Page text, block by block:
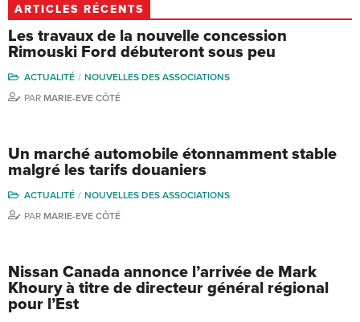
ARTICLES RÉCENTS
Les travaux de la nouvelle concession
Rimouski Ford débuteront sous peu
ACTUALITÉ
NOUVELLES DES ASSOCIATIONS
PAR MARIE-EVE CÔTÉ
Un marché automobile étonnamment stable
malgré les tarifs douaniers
ACTUALITÉ
NOUVELLES DES ASSOCIATIONS
PAR MARIE-EVE CÔTÉ
Nissan Canada annonce l’arrivée de Mark
Khoury à titre de directeur général régional
pour l’Est